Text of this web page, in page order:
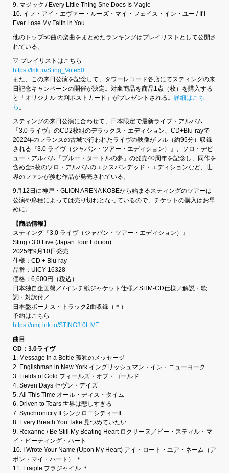
9. マジック / Every Little Thing She Does Is Magic
10. イフ・アイ・エヴァー・ルーズ・マイ・フェイス・イン・ユー / If I
Ever Lose My Faith in You
他のトップ50曲の楽曲をまとめたランキングはプレイリストとして公開さ
れている。
▽ プレイリストはこちら
https://lnk.to/Sting_Vote50
また、この来日公演を記念して、タワーレコード各店にてスティングの来
日記念キャンペーンの開催が決定。対象商品を商品1点（枚）を購入する
と「オリジナル 大判ポストカード」がプレゼントされる。 詳細はこち
ら 。
スティングの来日公演に合わせて、日本限定で最新ライブ・アルバム
『3.0 ライヴ』のCD2枚組のデラックス・エディション、CD+Blu-rayで
2022年のフランスの古城で行われたライヴの映像がフル（約95分）収録
される『3.0 ライヴ（ジャパン・ツアー・エディション）』、ソロ・デビ
ュー・アルバム『ブルー・タートルの夢』の発売40周年を記念し、同作を
含め全5枚のソロ・アルバムのエクスパンデッド・エディションなど、世
界のファンが羨む作品が発売されている。
9月12日に神戸・GLION ARENA KOBEから始まるスティングのツアーは
公演や席種によっては売り切れとなっているので、チケットの購入はお早
めに。
【商品情報】
スティング『3.0 ライヴ（ジャパン・ツアー・エディション）』
Sting / 3.0 Live (Japan Tour Edition)
2025年9月10日発売
仕様：CD + Blu-ray
品番：UICY-16328
価格：6,600円（税込）
日本独自企画盤／7インチ紙ジャケット仕様／SHM-CD仕様／解説・歌
詞・対訳付／
日本盤ボーナス・トラック2曲収録（＊）
予約はこちら
https://umj.lnk.to/STING3.0LIVE
曲目
CD：3.0ライヴ
1. Message in a Bottle 孤独のメッセージ
2. Englishman in New York イングリッシュマン・イン・ニューヨーク
3. Fields of Gold フィールズ・オブ・ゴールド
4. Seven Days セヴン・デイズ
5. All This Time オール・ディス・タイム
6. Driven to Tears 世界は悲しすぎる
7. Synchronicity II シンクロニシティーII
8. Every Breath You Take 見つめていたい
9. Roxanne / Be Still My Beating Heart ロクサーヌ／ビー・スティル・マ
イ・ビーティング・ハート
10. I Wrote Your Name (Upon My Heart) アイ・ロート・ユア・ネーム（ア
ポン・マイ・ハート） ＊
11. Fragile フラジャイル ＊